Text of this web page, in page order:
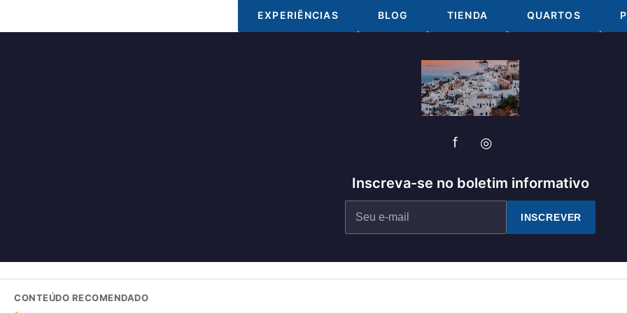
EXPERIÊNCIAS BLOG TIENDA QUARTOS
f ◎
Inscreva-se no boletim informativo
INSCREVER
CONTEÚDO RECOMENDADO